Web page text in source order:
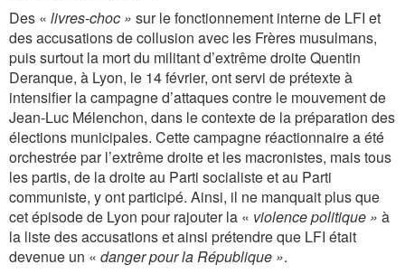
Des « livres-choc » sur le fonctionnement interne de LFI et
des accusations de collusion avec les Frères musulmans,
puis surtout la mort du militant d’extrême droite Quentin
Deranque, à Lyon, le 14 février, ont servi de prétexte à
intensifier la campagne d’attaques contre le mouvement de
Jean-Luc Mélenchon, dans le contexte de la préparation des
élections municipales. Cette campagne réactionnaire a été
orchestrée par l’extrême droite et les macronistes, mais tous
les partis, de la droite au Parti socialiste et au Parti
communiste, y ont participé. Ainsi, il ne manquait plus que
cet épisode de Lyon pour rajouter la « violence politique » à
la liste des accusations et ainsi prétendre que LFI était
devenue un « danger pour la République ».